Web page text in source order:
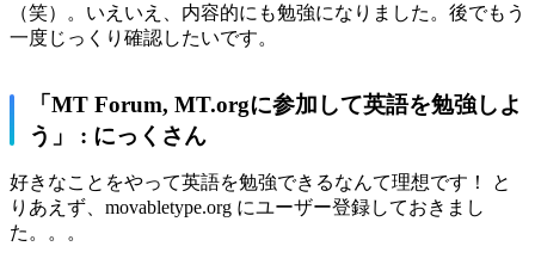
（笑）。いえいえ、内容的にも勉強になりました。後でもう
一度じっくり確認したいです。
「MT Forum, MT.orgに参加して英語を勉強しよ
う」 : にっくさん
好きなことをやって英語を勉強できるなんて理想です！ と
りあえず、movabletype.org にユーザー登録しておきまし
た。。。